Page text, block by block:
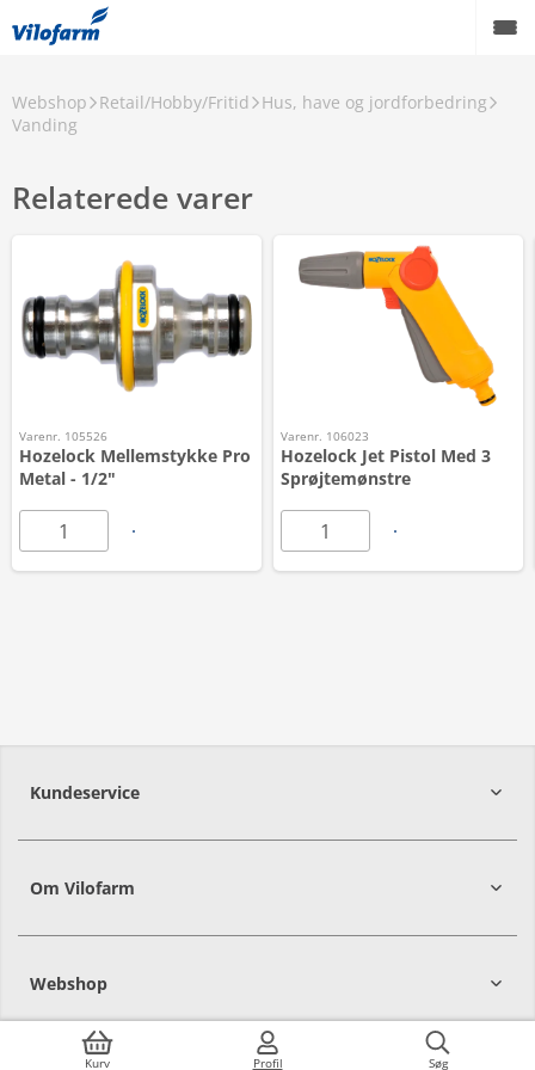
Kurv Profil Søg
Webshop Retail/Hobby/Fritid
Hus, have og jordforbedring
Vanding
Relaterede varer
Varenr. 105526
Hozelock Mellemstykke Pro
Metal - 1/2"
Varenr. 106023
Hozelock Jet Pistol Med 3
Sprøjtemønstre
Kundeservice
Om Vilofarm
Webshop